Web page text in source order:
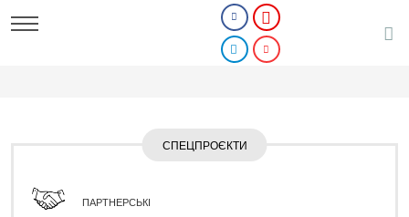
СПЕЦПРОЄКТИ
ПАРТНЕРСЬКІ